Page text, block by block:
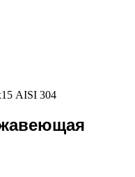
AISI 304